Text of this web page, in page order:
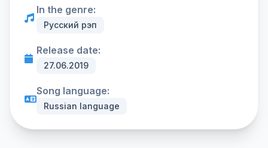
In the genre:
Русский рэп
Release date:
27.06.2019
Song language:
Russian language